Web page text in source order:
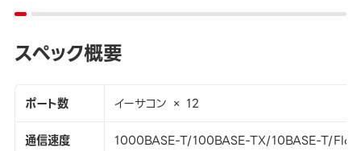
スペック概要
ポート数
イーサコン × 12
通信速度
1000BASE-T/100BASE-TX/10BASE-T/